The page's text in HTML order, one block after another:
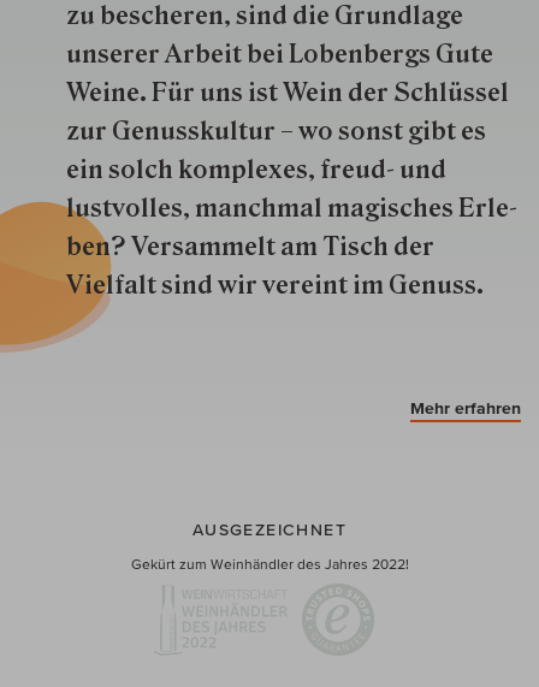
zu besche­ren, sind die Grund­lage
unserer Arbeit bei Lobenbergs Gute
Weine. Für uns ist Wein der Schlüs­sel
zur Genuss­kultur – wo sonst gibt es
ein solch kom­plexes, freud- und
lustvolles, manchmal ma­gisch­es Er­le­
ben? Versammelt am Tisch der
Vielfalt sind wir ver­eint im Genuss.
Mehr erfahren
AUSGEZEICHNET
Gekürt zum Weinhändler des Jahres 2022!